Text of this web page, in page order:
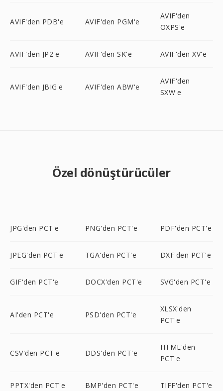
AVIF'den PDB'e AVIF'den PGM'e
AVIF'den
OXPS'e
AVIF'den JP2'e AVIF'den SK'e AVIF'den XV'e
AVIF'den JBIG'e AVIF'den ABW'e
AVIF'den
SXW'e
Özel dönüştürücüler
JPG'den PCT'e PNG'den PCT'e PDF'den PCT'e
JPEG'den PCT'e TGA'den PCT'e DXF'den PCT'e
GIF'den PCT'e DOCX'den PCT'e SVG'den PCT'e
AI'den PCT'e PSD'den PCT'e
XLSX'den
PCT'e
CSV'den PCT'e DDS'den PCT'e
HTML'den
PCT'e
PPTX'den PCT'e BMP'den PCT'e TIFF'den PCT'e